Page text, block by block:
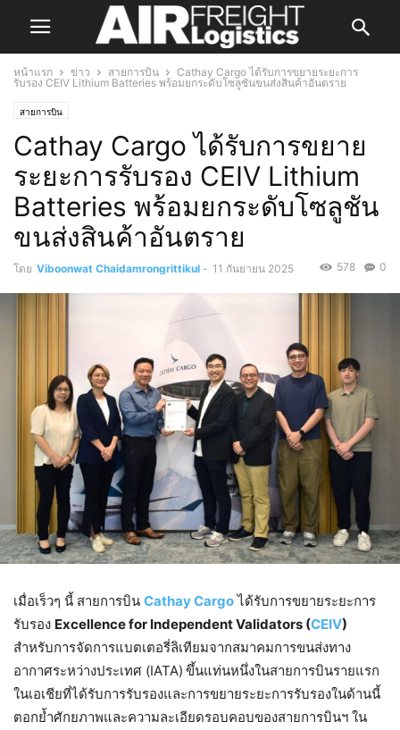
หน้าแรก ข่าว สายการบิน
Cathay Cargo ได้รับการขยายระยะการ
รับรอง CEIV Lithium Batteries พร้อมยกระดับโซลูชันขนส่งสินค้าอันตราย
สายการบิน
Cathay Cargo ได้รับการขยาย
ระยะการรับรอง CEIV Lithium
Batteries พร้อมยกระดับโซลูชัน
ขนส่งสินค้าอันตราย
โดย Viboonwat Chaidamrongrittikul - 11 กันยายน 2025 0
578
เมื่อเร็วๆ นี้ สายการบิน Cathay Cargoได้รับการขยายระยะการ
รับรอง Excellence for Independent Validators (CEIV)
สำหรับการจัดการแบตเตอรี่ลิเทียมจากสมาคมการขนส่งทาง
อากาศระหว่างประเทศ (IATA) ขึ้นแท่นหนึ่งในสายการบินรายแรก
ในเอเชียที่ได้รับการรับรองและการขยายระยะการรับรองในด้านนี้
ตอกย้ำศักยภาพและความละเอียดรอบคอบของสายการบินฯ ใน